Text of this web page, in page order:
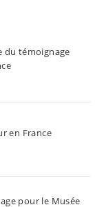
du témoignage
en France
pour le Musée